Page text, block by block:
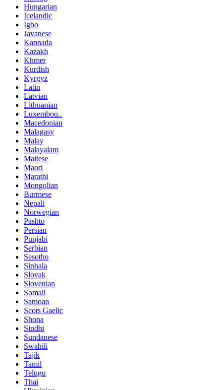
Hungarian
Icelandic
Igbo
Javanese
Kannada
Kazakh
Khmer
Kurdish
Kyrgyz
Latin
Latvian
Lithuanian
Luxembou..
Macedonian
Malagasy
Malay
Malayalam
Maltese
Maori
Marathi
Mongolian
Burmese
Nepali
Norwegian
Pashto
Persian
Punjabi
Serbian
Sesotho
Sinhala
Slovak
Slovenian
Somali
Samoan
Scots Gaelic
Shona
Sindhi
Sundanese
Swahili
Tajik
Tamil
Telugu
Thai